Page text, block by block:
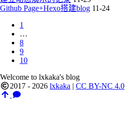
Github Page+Hexo搭建blog 11-24
1
…
8
9
10
Welcome to lxkaka's blog
2017 - 2026 lxkaka | CC BY-NC 4.0